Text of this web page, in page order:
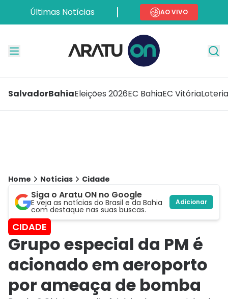
Últimas Notícias AO VIVO
SalvadorBahiaEleições 2026EC BahiaEC Vitória
Home Notícias Cidade
Siga o Aratu ON no Google
E veja as notícias do Brasil e da Bahia
com destaque nas suas buscas.
Adicionar
CIDADE
Grupo especial da PM é
acionado em aeroporto
por ameaça de bomba